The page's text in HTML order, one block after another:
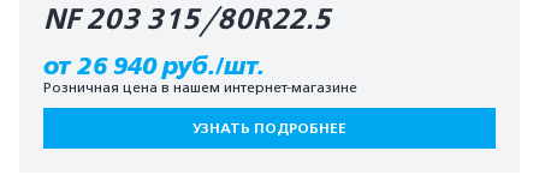
NF 203 315/80R22.5
от 26 940 руб./шт.
Розничная цена в нашем интернет-магазине
УЗНАТЬ ПОДРОБНЕЕ